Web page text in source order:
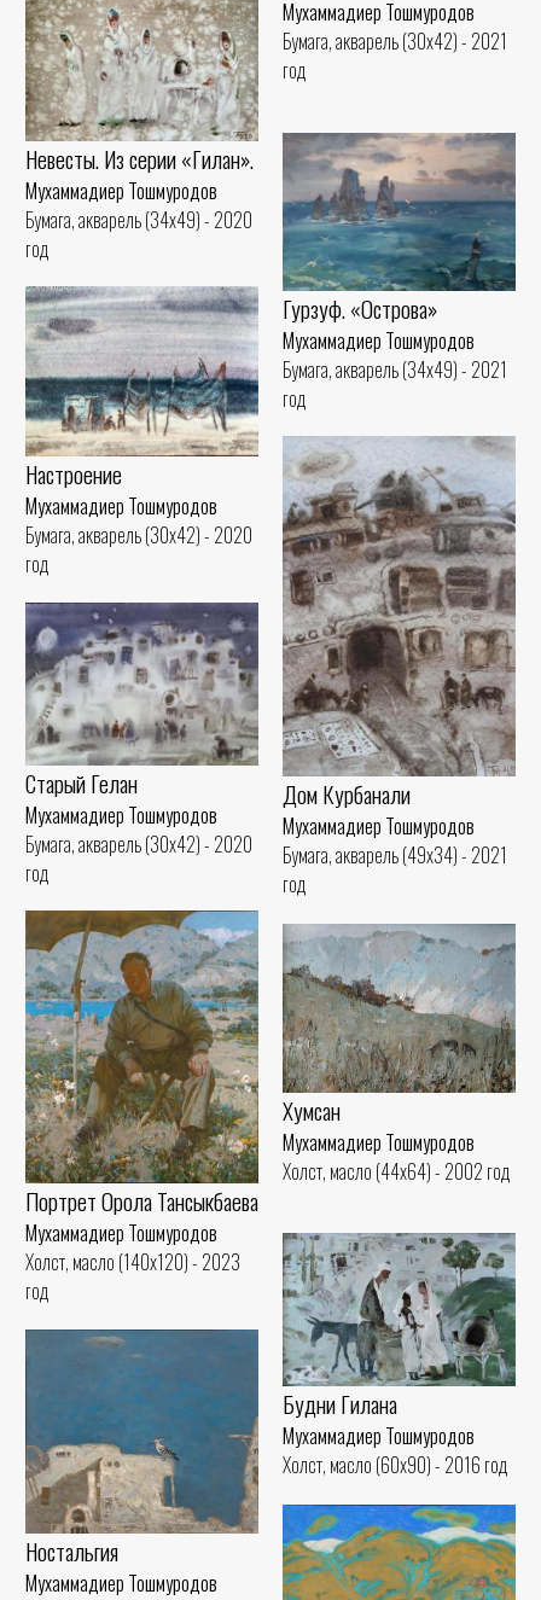
Мухаммадиер Тошмуродов
Бумага, акварель (30x42) - 2021
год
Невесты. Из серии «Гилан».
Мухаммадиер Тошмуродов
Бумага, акварель (34x49) - 2020
год
Гурзуф. «Острова»
Мухаммадиер Тошмуродов
Бумага, акварель (34x49) - 2021
год
Настроение
Мухаммадиер Тошмуродов
Бумага, акварель (30x42) - 2020
год
Дом Курбанали
Мухаммадиер Тошмуродов
Бумага, акварель (49x34) - 2021
год
Старый Гелан
Мухаммадиер Тошмуродов
Бумага, акварель (30x42) - 2020
год
Портрет Орола Тансыкбаева
Мухаммадиер Тошмуродов
Холст, масло (140x120) - 2023
год
Хумсан
Мухаммадиер Тошмуродов
Холст, масло (44x64) - 2002 год
Будни Гилана
Мухаммадиер Тошмуродов
Холст, масло (60x90) - 2016 год
Ностальгия
Мухаммадиер Тошмуродов